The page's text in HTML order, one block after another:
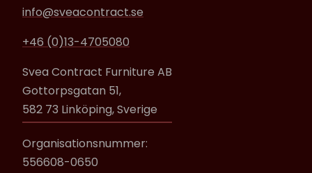
info@sveacontract.se
+46 (0)13-4705080
Svea Contract Furniture AB
Gottorpsgatan 51,
582 73 Linköping, Sverige
Organisationsnummer:
556608-0650